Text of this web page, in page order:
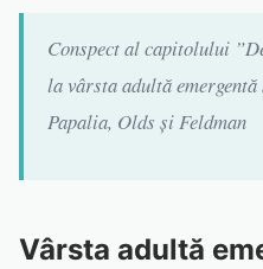
Conspect al capitolului
la vârsta adultă
Papalia, Olds și Feldman
Vârsta adultă